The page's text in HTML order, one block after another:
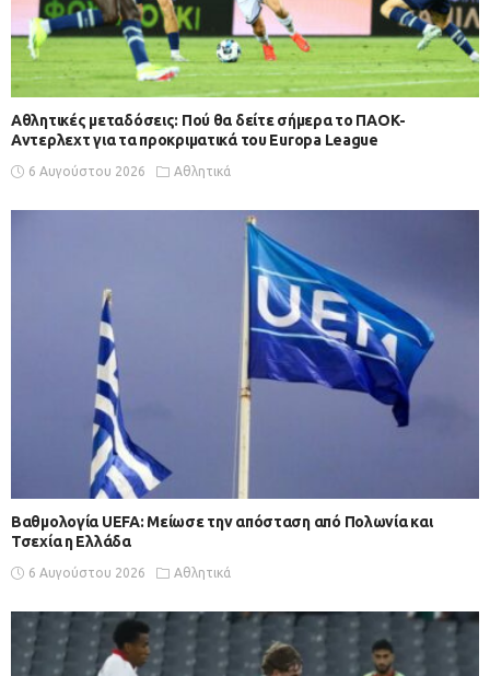
Αθλητικές μεταδόσεις: Πού θα δείτε σήμερα το ΠΑΟΚ-
Αντερλεχτ για τα προκριματικά του Europa League
6 Αυγούστου 2026 Αθλητικά
Βαθμολογία UEFA: Μείωσε την απόσταση από Πολωνία και
Τσεχία η Ελλάδα
6 Αυγούστου 2026 Αθλητικά